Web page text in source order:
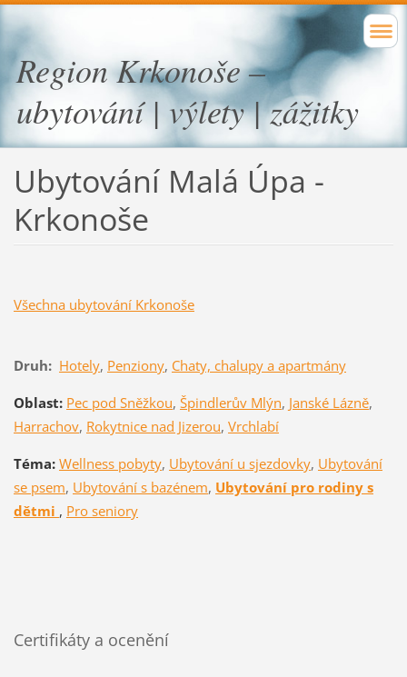
Region Krkonoše –
ubytování | výlety | zážitky
Ubytování Malá Úpa -
Krkonoše
Všechna ubytování Krkonoše
Druh: Hotely, Penziony, Chaty, chalupy a apartmány
Oblast: Pec pod Sněžkou, Špindlerův Mlýn, Janské Lázně,
Harrachov, Rokytnice nad Jizerou, Vrchlabí
Téma: Wellness pobyty, Ubytování u sjezdovky, Ubytování
se psem, Ubytování s bazénem, Ubytování pro rodiny s
dětmi , Pro seniory
Certifikáty a ocenění